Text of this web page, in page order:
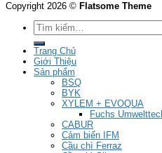
Copyright 2026 © Flatsome Theme
Tìm
kiếm:
Trang Chủ
Giới Thiệu
Sản phẩm
BSQ
BYK
XYLEM + EVOQUA
Fuchs
CABUR
Cảm biến IFM
Cầu chì Ferraz